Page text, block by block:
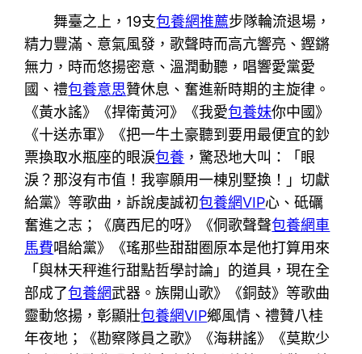
舞臺之上，19支包養網推薦步隊輪流退場，
精力豐滿、意氣風發，歌聲時而高亢響亮、鏗鏘
無力，時而悠揚密意、溫潤動聽，唱響愛黨愛
國、禮包養意思贊休息、奮進新時期的主旋律。
《黃水謠》《捍衛黃河》《我愛包養妹你中國》
《十送赤軍》《把一牛土豪聽到要用最便宜的鈔
票換取水瓶座的眼淚包養 ，驚恐地大叫：「眼
淚？那沒有市值！我寧願用一棟別墅換！」切獻
給黨》等歌曲，訴說虔誠初包養網VIP心、砥礪
奮進之志；《廣西尼的呀》《侗歌聲聲包養網車
馬費唱給黨》《瑤那些甜甜圈原本是他打算用來
「與林天秤進行甜點哲學討論」的道具，現在全
部成了包養網武器。族開山歌》《銅鼓》等歌曲
靈動悠揚，彰顯壯包養網VIP鄉風情、禮贊八桂
年夜地；《勘察隊員之歌》《海耕謠》《莫欺少